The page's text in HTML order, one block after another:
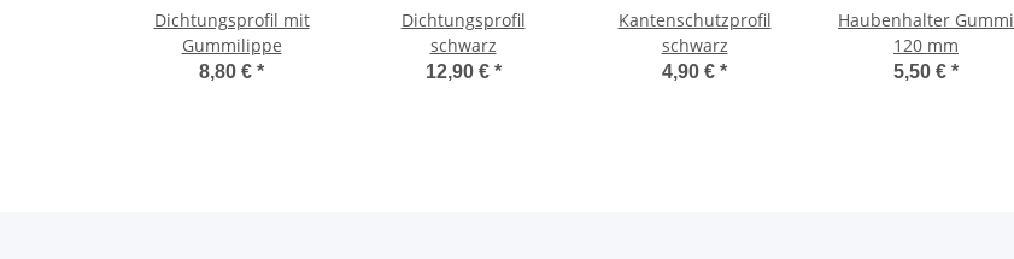
Dichtungsprofil mit
Gummilippe
8,80 € *
Dichtungsprofil
schwarz
12,90 € *
Kantenschutzprofil
schwarz
4,90 € *
Haubenhalter Gummi
120 mm
5,50 € *